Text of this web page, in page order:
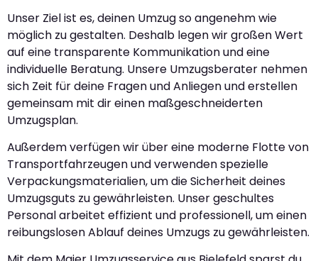
Unser Ziel ist es, deinen Umzug so angenehm wie
möglich zu gestalten. Deshalb legen wir großen Wert
auf eine transparente Kommunikation und eine
individuelle Beratung. Unsere Umzugsberater nehmen
sich Zeit für deine Fragen und Anliegen und erstellen
gemeinsam mit dir einen maßgeschneiderten
Umzugsplan.
Außerdem verfügen wir über eine moderne Flotte von
Transportfahrzeugen und verwenden spezielle
Verpackungsmaterialien, um die Sicherheit deines
Umzugsguts zu gewährleisten. Unser geschultes
Personal arbeitet effizient und professionell, um einen
reibungslosen Ablauf deines Umzugs zu gewährleisten.